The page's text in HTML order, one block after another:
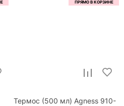
Термос (500 мл) Agness 910-